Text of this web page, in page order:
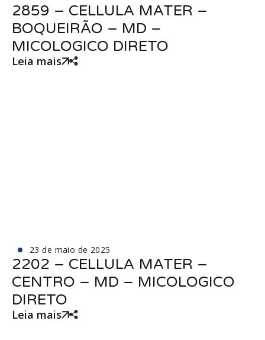
2859 – CELLULA MATER –
BOQUEIRÃO – MD –
MICOLOGICO DIRETO
Leia mais
23 de maio de 2025
2202 – CELLULA MATER –
CENTRO – MD – MICOLOGICO
DIRETO
Leia mais